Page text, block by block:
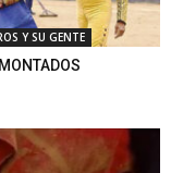
Y SU GENTE